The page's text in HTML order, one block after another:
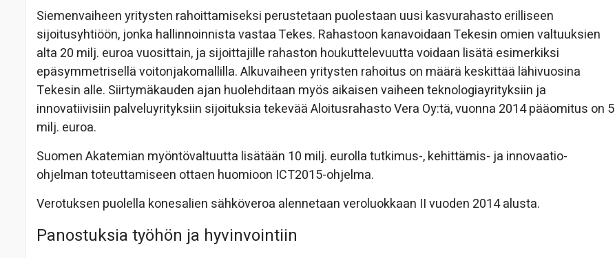
Siemenvaiheen yritysten rahoittamiseksi perustetaan puolestaan uusi kasvurahasto erilliseen
sijoitusyhtiöön, jonka hallinnoinnista vastaa Tekes. Rahastoon kanavoidaan Tekesin omien valtuuksien
alta 20 milj. euroa vuosittain, ja sijoittajille rahaston houkuttelevuutta voidaan lisätä esimerkiksi
epäsymmetrisellä voitonjakomallilla. Alkuvaiheen yritysten rahoitus on määrä keskittää lähivuosina
Tekesin alle. Siirtymäkauden ajan huolehditaan myös aikaisen vaiheen teknologiayrityksiin ja
innovatiivisiin palveluyrityksiin sijoituksia tekevää Aloitusrahasto Vera Oy:tä, vuonna 2014 pääomitus on 5
milj. euroa.
Suomen Akatemian myöntövaltuutta lisätään 10 milj. eurolla tutkimus-, kehittämis- ja innovaatio-
ohjelman toteuttamiseen ottaen huomioon ICT2015-ohjelma.
Verotuksen puolella konesalien sähköveroa alennetaan veroluokkaan II vuoden 2014 alusta.
Panostuksia työhön ja hyvinvointiin